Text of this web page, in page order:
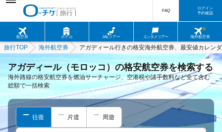
航空券 ホテル JALツアー エンタメツアー 海外航空券
FAQ
ログイン
予約確認
旅行TOP 海外航空券 アガディール行きの格安海外航空券、最安値カレン
アガディール（モロッコ）の格安航空券を検索する
海外路線の格安航空券を燃油サーチャージ、空港税や諸手数料など全て含む
総額で一括検索
往復 片道 周遊